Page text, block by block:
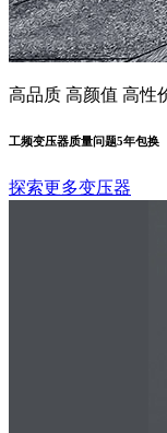
高品质 高颜值 高性
工频变压器质量问题5年包换
探索更多变压器